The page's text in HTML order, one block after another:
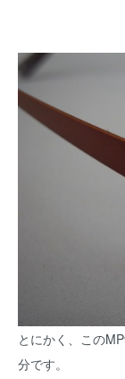
とにかく、この
分です。